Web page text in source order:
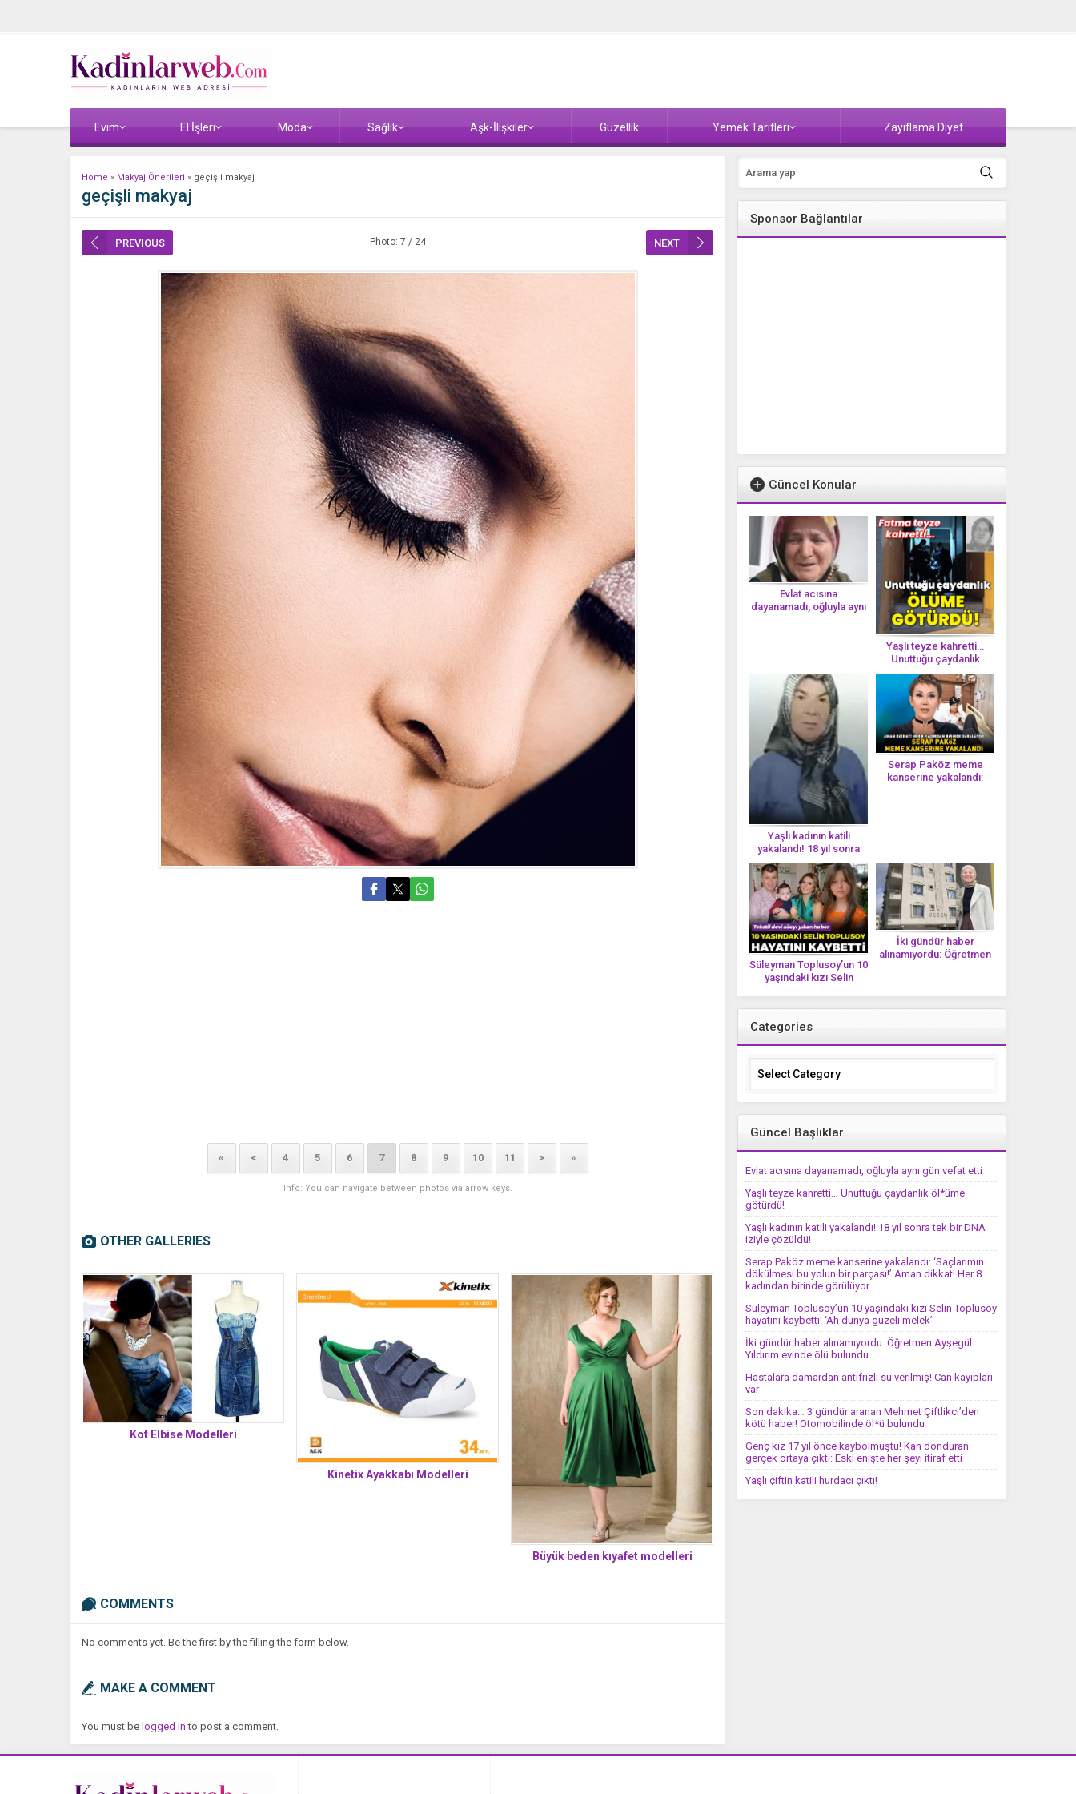
Evim El İşleri Moda Sağlık Aşk-İlişkiler Güzellik Yemek Tarifleri Zayıflama Diyet
Home » Makyaj Önerileri » geçişli makyaj
geçişli makyaj
PREVIOUS Photo: 7 / 24 NEXT
« < 4 5 6 7 8 9 10 11 > »
Info: You can navigate between photos via arrow keys.
OTHER GALLERIES
Kot Elbise Modelleri
Kinetix Ayakkabı Modelleri
Büyük beden kıyafet modelleri
COMMENTS
No comments yet. Be the first by the filling the form below.
MAKE A COMMENT
You must be logged in to post a comment.
Sponsor Bağlantılar
Güncel Konular
Evlat acısına
dayanamadı, oğluyla aynı
Yaşlı teyze kahretti…
Unuttuğu çaydanlık
öl*üme götürdü!
Yaşlı kadının katili
yakalandı! 18 yıl sonra
tek bir DNA iziyle
çözüldü!
Serap Paköz meme
kanserine yakalandı:
Süleyman Toplusoy’un 10
yaşındaki kızı Selin
İki gündür haber
alınamıyordu: Öğretmen
Categories
Categories
Güncel Başlıklar
Evlat acısına dayanamadı, oğluyla aynı gün vefat etti
Yaşlı teyze kahretti… Unuttuğu çaydanlık öl*üme
götürdü!
Yaşlı kadının katili yakalandı! 18 yıl sonra tek bir DNA
iziyle çözüldü!
Serap Paköz meme kanserine yakalandı: ‘Saçlarımın
dökülmesi bu yolun bir parçası!’ Aman dikkat! Her 8
kadından birinde görülüyor
Süleyman Toplusoy’un 10 yaşındaki kızı Selin Toplusoy
hayatını kaybetti! ‘Ah dünya güzeli melek’
İki gündür haber alınamıyordu: Öğretmen Ayşegül
Yıldırım evinde ölü bulundu
Hastalara damardan antifrizli su verilmiş! Can kayıpları
var
Son dakika… 3 gündür aranan Mehmet Çiftlikci’den
kötü haber! Otomobilinde öl*ü bulundu
Genç kız 17 yıl önce kaybolmuştu! Kan donduran
gerçek ortaya çıktı: Eski enişte her şeyi itiraf etti
Yaşlı çiftin katili hurdacı çıktı!